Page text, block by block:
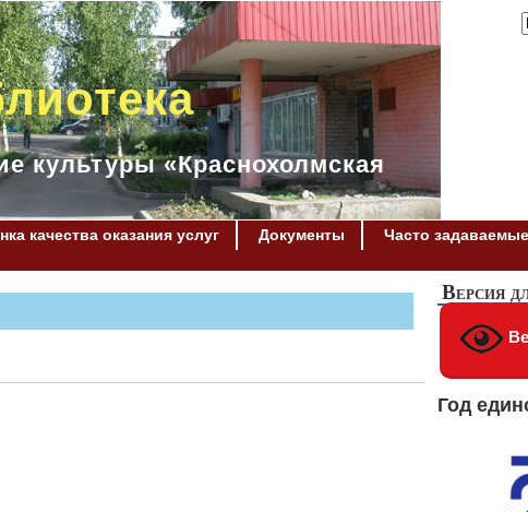
культуры «Краснохолмская
качества оказания услуг Документы Часто
Версия
Год